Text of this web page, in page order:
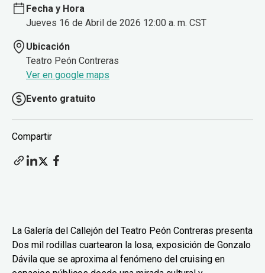
Fecha y Hora
Jueves 16 de Abril de 2026 12:00 a. m. CST
Ubicación
Teatro Peón Contreras
Ver en google maps
Evento gratuito
Compartir
La Galería del Callejón del Teatro Peón Contreras presenta
Dos mil rodillas cuartearon la losa, exposición de Gonzalo
Dávila que se aproxima al fenómeno del cruising en